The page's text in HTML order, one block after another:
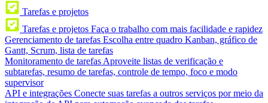
Tarefas e projetos
Tarefas e projetos Faça o trabalho com mais facilidade e rapidez
Gerenciamento de tarefas Escolha entre quadro Kanban, gráfico de
Gantt, Scrum, lista de tarefas
Monitoramento de tarefas Aproveite listas de verificação e
subtarefas, resumo de tarefas, controle de tempo, foco e modo
supervisor
API e integrações Conecte suas tarefas a outros serviços por meio da